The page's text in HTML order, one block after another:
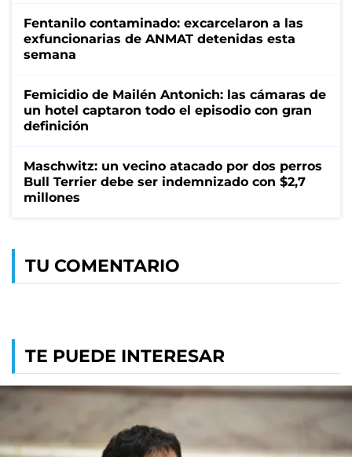
Fentanilo contaminado: excarcelaron a las
exfuncionarias de ANMAT detenidas esta
semana
Femicidio de Mailén Antonich: las cámaras de
un hotel captaron todo el episodio con gran
definición
Maschwitz: un vecino atacado por dos perros
Bull Terrier debe ser indemnizado con $2,7
millones
TU COMENTARIO
TE PUEDE INTERESAR